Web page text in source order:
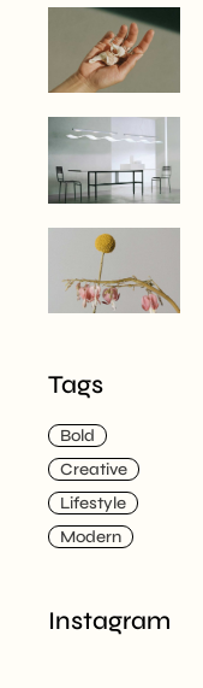
Tags
Bold
Creative
Lifestyle
Modern
Instagram